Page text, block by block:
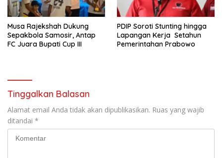
Musa Rajekshah Dukung
Sepakbola Samosir, Antap
FC Juara Bupati Cup III
PDIP Soroti Stunting hingga
Lapangan Kerja Setahun
Pemerintahan Prabowo
Tinggalkan Balasan
Alamat email Anda tidak akan dipublikasikan. Ruas yang wajib
ditandai *